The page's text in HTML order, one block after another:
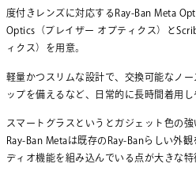
度付きレンズに対応するRay-Ban Meta
Optics（ブレイザー オプティクス）と
ィクス）を用意。
軽量かつスリムな設計で、交換可能なノ
ップを備えるなど、日常的に長時間着用し
スマートグラスというとガジェット色の
Ray-Ban Metaは既存のRay-Banらしい外
ディオ機能を組み込んでいる点が大きな特